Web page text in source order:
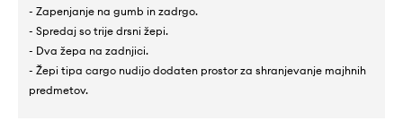
- Zapenjanje na gumb in zadrgo.
- Spredaj so trije drsni žepi.
- Dva žepa na zadnjici.
- Žepi tipa cargo nudijo dodaten prostor za shranjevanje majhnih
predmetov.